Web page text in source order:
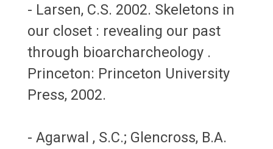
- Larsen, C.S. 2002. Skeletons in
our closet : revealing our past
through bioarcharcheology .
Princeton: Princeton University
Press, 2002.
- Agarwal , S.C.; Glencross, B.A.